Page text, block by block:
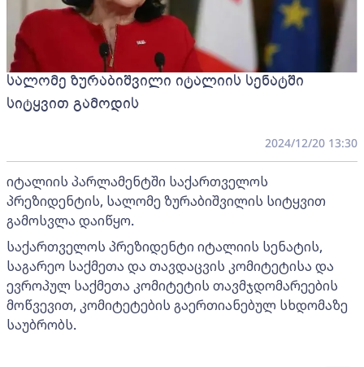
სალომე ზურაბიშვილი იტალიის სენატში
სიტყვით გამოდის
2024/12/20 13:30
იტალიის პარლამენტში საქართველოს
პრეზიდენტის, სალომე ზურაბიშვილის სიტყვით
გამოსვლა დაიწყო.
საქართველოს პრეზიდენტი იტალიის სენატის,
საგარეო საქმეთა და თავდაცვის კომიტეტისა და
ევროპულ საქმეთა კომიტეტის თავმჯდომარეების
მოწვევით, კომიტეტების გაერთიანებულ სხდომაზე
საუბრობს.